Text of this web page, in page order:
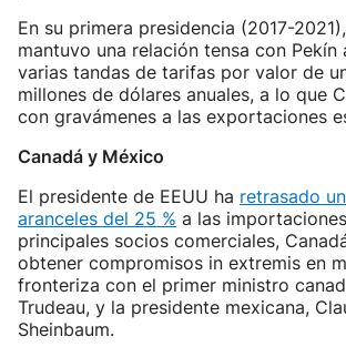
En su primera presidencia (2017-
mantuvo una relación tensa con Pekín
varias tandas de tarifas por valor de
millones de dólares anuales, a lo que
con gravámenes a las exportaciones
Canadá y México
El presidente de EEUU ha retrasado
aranceles del 25 % a las
principales socios comerciales,
obtener compromisos in extremis en
fronteriza con el primer ministro
Trudeau, y la presidente mexicana,
Sheinbaum.